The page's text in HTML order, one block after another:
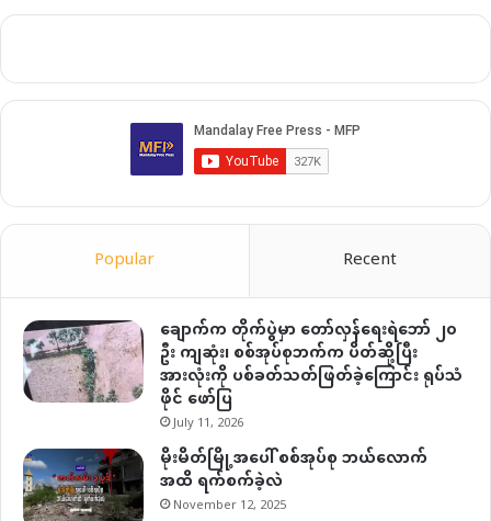
Popular Recent
ချောက်က တိုက်ပွဲမှာ တော်လှန်ရေးရဲဘော် ၂၀
ဦး ကျဆုံး၊ စစ်အုပ်စုဘက်က ပိတ်ဆို့ပြီး
အားလုံးကို ပစ်ခတ်သတ်ဖြတ်ခဲ့ကြောင်း ရုပ်သံ
ဖိုင် ဖော်ပြ
July 11, 2026
မိုးမိတ်မြို့အပေါ် စစ်အုပ်စု ဘယ်လောက်
အထိ ရက်စက်ခဲ့လဲ
November 12, 2025